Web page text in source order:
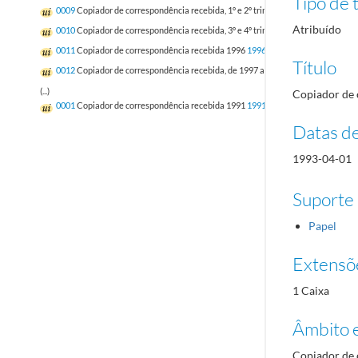
0009Copiador de correspondência recebida, 1º e 2º trimestre 19941994-01-
0010Copiador de correspondência recebida, 3º e 4º trimestre 1994 e 1995
0011 Copiador de correspondência recebida 1996 1996-01-03/1996-12-27
0012Copiador de correspondência recebida, de 1997 a 2000 1997-01-03/2000-
(...)
0001 Copiador de correspondência recebida 1991 1991-10-09/1991-12-31
Atribuído
Título
Copiador de
Datas
1993-04-01
Suporte
Papel
1 Caixa
Âmbito
Copiador de